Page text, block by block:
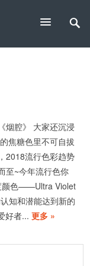
烟腔》 大家还沉浸
焦糖色里不可自拔
2018流行色彩趋势
至~今年流行色你
颜色——Ultra Violet
知和潜能达到新的
好者...更多 »